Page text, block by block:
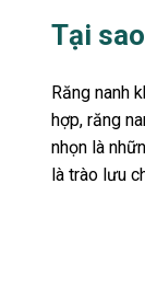
Tại
Răng nanh
hợp, răng
nhọn là
là trào lưu